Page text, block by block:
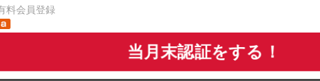
料会員登録
当月末認証をする！